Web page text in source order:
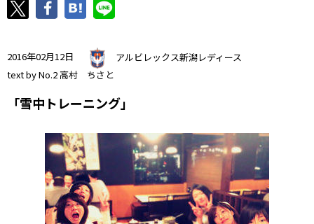
2016年02月12日
アルビレックス新潟レディース
text by No.2 高村 ちさと
「雪中トレーニング」